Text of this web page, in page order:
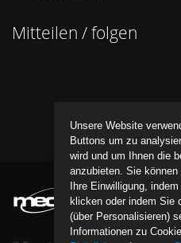
Mitteilen / folgen
Unsere Website
Buttons um zu
wird und um Ihnen die
anzubieten. Sie
Ihre Einwilligung,
klicken oder indem Sie
(über Personalisieren)
Informationen zu